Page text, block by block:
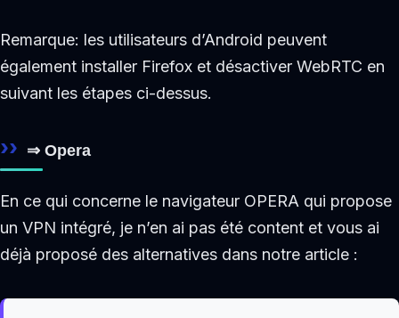
Remarque: les utilisateurs d’Android peuvent
également installer Firefox et désactiver WebRTC en
suivant les étapes ci-dessus.
⇒ Opera
En ce qui concerne le navigateur OPERA qui propose
un VPN intégré, je n’en ai pas été content et vous ai
déjà proposé des alternatives dans notre article :